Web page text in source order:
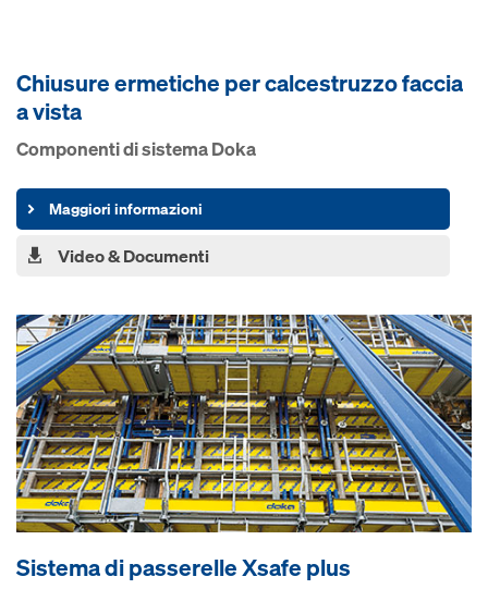
Chiusure ermetiche per calcestruzzo faccia
a vista
Componenti di sistema Doka
Maggiori informazioni
Video & Documenti
Sistema di passerelle Xsafe plus